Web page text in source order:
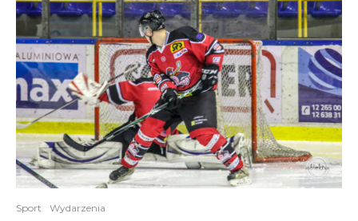
Sport Wydarzenia